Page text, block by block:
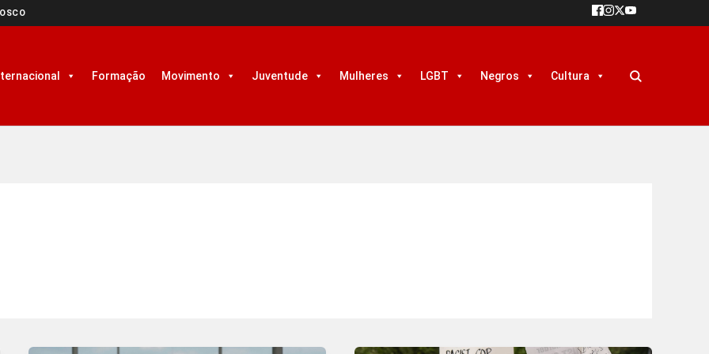
Formação Movimento Juventude Mulheres LGBT Negros Cultura